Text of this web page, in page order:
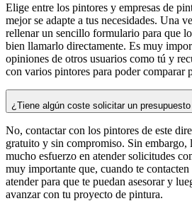
Elige entre los pintores y empresas de
mejor se adapte a tus necesidades. Una
rellenar un sencillo formulario para que
bien llamarlo directamente. Es muy
opiniones de otros usuarios como tú y
con varios pintores para poder comparar
¿Tiene algún coste solicitar un
No, contactar con los pintores de este
gratuito y sin compromiso. Sin embargo,
mucho esfuerzo en atender solicitudes
muy importante que, cuando te contacten
atender para que te puedan asesorar y
avanzar con tu proyecto de pintura.